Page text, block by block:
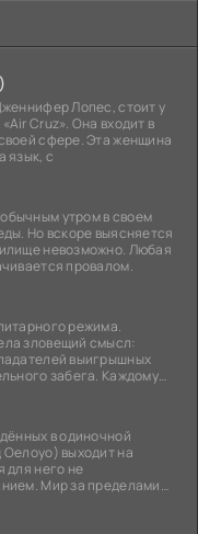
Лопес, стоит у
Cruz». Она входит в
сфере. Эта женщина
язык, с
утром в своем
Но вскоре выясняется
невозможно. Любая
провалом.
режима.
зловещий смысл:
выигрышных
забега. Каждому
в одиночной
выходит на
для него не
Мир за пределами